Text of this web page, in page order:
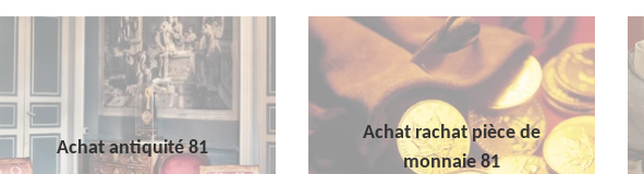
Achat antiquité 81
Achat rachat pièce de
monnaie 81